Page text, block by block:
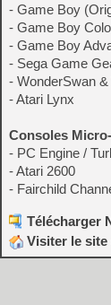
- Game Boy
- Game Boy
- Game Boy
- Sega Game
- WonderSwan
- Atari Lynx
Consoles
- PC Engine /
- Atari 2600
- Fairchild
Télécharger
Visiter le